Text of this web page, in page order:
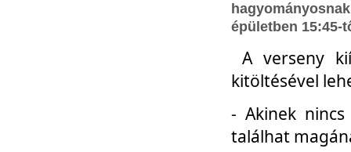
épületben 15:45-
A verseny
kitöltésével
- Akinek
találhat